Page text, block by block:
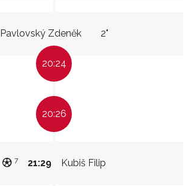
Pavlovský Zdeněk 2"
20:24
20:26
Kubiš Filip
21:29
7